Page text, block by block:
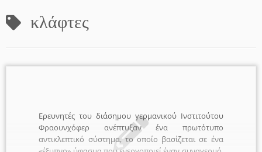
κλάφτες
Ερευνητές του διάσημου γερμανικού Ινστιτούτου
Φραουνχόφερ ανέπτυξαν ένα πρωτότυπο
αντικλεπτικό σύστημα, το οποίο βασίζεται σε ένα